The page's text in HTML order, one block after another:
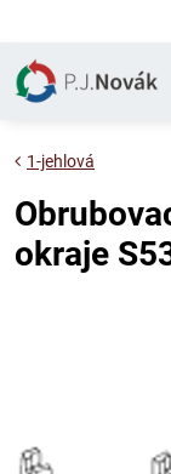
1-jehlová
okraje